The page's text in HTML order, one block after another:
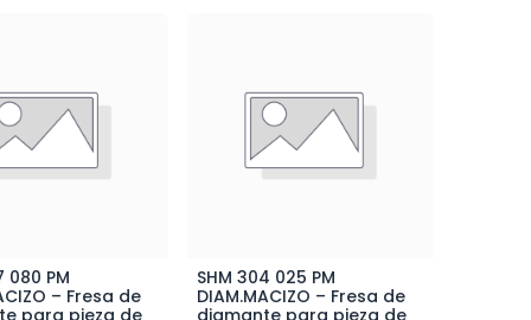
al Carrito
080 PM
– Fresa de
Añadir al Carrito
SHM 304 025 PM
DIAM.MACIZO – Fresa de